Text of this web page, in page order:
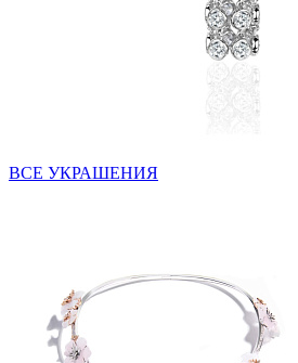
ВСЕ УКРАШЕНИЯ